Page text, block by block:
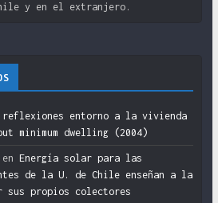
y en el extranjero.
entorno a la vivienda
minimum dwelling (2004)
en Energía solar para las
de la U. de Chile enseñan a la
sus propios colectores